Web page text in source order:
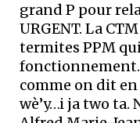
grand P pour
URGENT. La
termites PPM
fonctionnement.
comme on dit
wè’y…i ja two ta.